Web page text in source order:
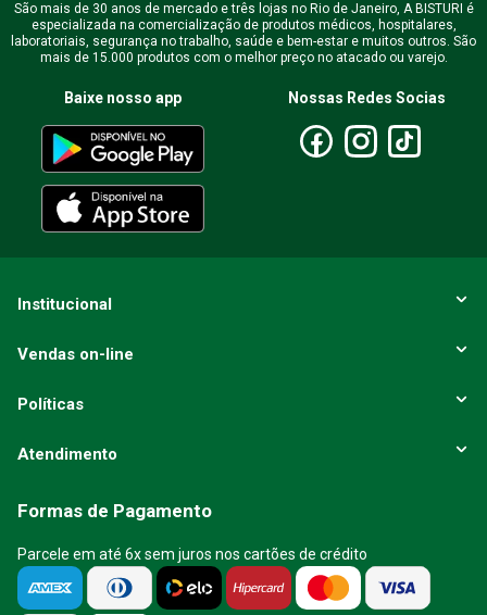
Escreva uma avaliação
ENVIAR AVALIAÇÃO
São mais de 30 anos de mercado e três lojas no Rio de Janeiro, A BISTURI é
especializada na comercialização de produtos médicos, hospitalares,
laboratoriais, segurança no trabalho, saúde e bem-estar e muitos outros. São
mais de 15.000 produtos com o melhor preço no atacado ou varejo.
Baixe nosso app Nossas Redes Socias
Institucional
Vendas on-line
Políticas
Atendimento
Formas de Pagamento
Parcele em até 6x sem juros nos cartões de crédito